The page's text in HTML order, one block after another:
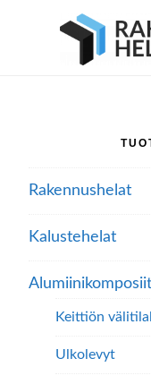
pääsisältöön
ensisijaiseen
alatunnisteeseen
sivupalkki
Rakennushelat
Kalustehelat
Keittiön
Ulkolevyt